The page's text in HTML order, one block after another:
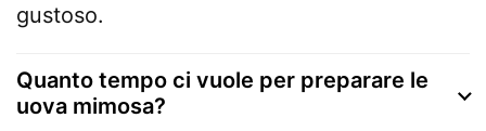
gustoso.
Quanto tempo ci vuole per preparare le
uova mimosa?